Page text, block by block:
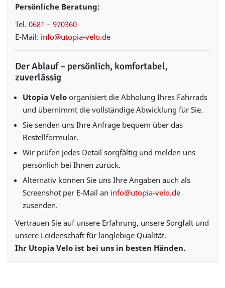
Persönliche Beratung:
Tel. 0681 – 970360
E-Mail: info@utopia-velo.de
Der Ablauf – persönlich, komfortabel,
zuverlässig
Utopia Velo organisiert die Abholung Ihres Fahrrads
und übernimmt die vollständige Abwicklung für Sie.
Sie senden uns Ihre Anfrage bequem über das
Bestellformular.
Wir prüfen jedes Detail sorgfältig und melden uns
persönlich bei Ihnen zurück.
Alternativ können Sie uns Ihre Angaben auch als
Screenshot per E-Mail an info@utopia-velo.de
zusenden.
Vertrauen Sie auf unsere Erfahrung, unsere Sorgfalt und
unsere Leidenschaft für langlebige Qualität.
Ihr Utopia Velo ist bei uns in besten Händen.